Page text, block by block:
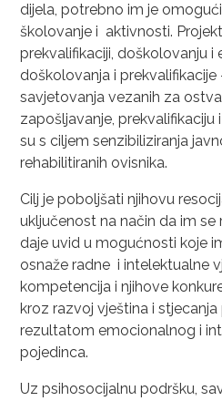
dijela, potrebno im je
školovanje i aktivnosti.
prekvalifikaciji, doškolovanju i
doškolovanja i prekvalifikacije
savjetovanja vezanih za
zapošljavanje,
su s ciljem senzibiliziranja
rehabilitiranih ovisnika.
Cilj je poboljšati njihovu
uključenost na način da im
daje uvid u mogućnosti koje
osnaže radne i intelektualne
kompetencija i njihove
kroz razvoj vještina i
rezultatom emocionalnog i
pojedinca.
Uz psihosocijalnu podršku,